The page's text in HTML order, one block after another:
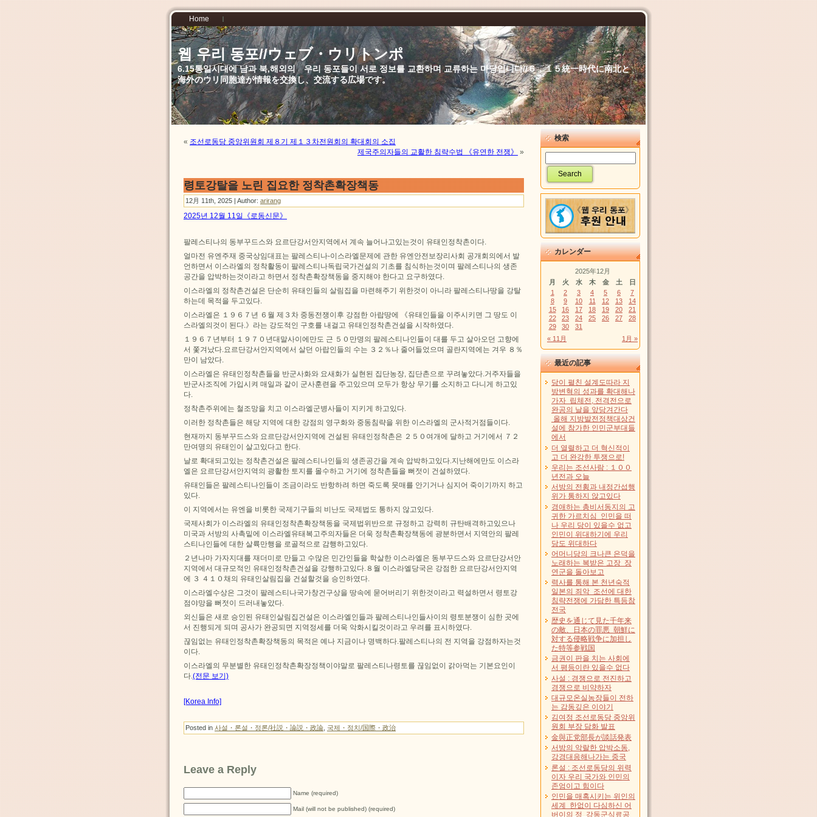
Home
웹 우리 동포//ウェブ・ウリトンポ
6.15통일시대에 남과 북,해외의 우리 동포들이 서로 정보를 교환하며 교류하는 마당입니다//６．１５統一時代に南北と
海外のウリ同胞達が情報を交換し、交流する広場です。
« 조선로동당 중앙위원회 제８기 제１３차전원회의 확대회의 소집
제국주의자들의 교활한 침략수법 《유연한 전쟁》
»
령토강탈을 노린 집요한 정착촌확장책동
12月 11th, 2025 | Author: arirang
2025년 12월 11일《로동신문》
팔레스티나의 동부꾸드스와 요르단강서안지역에서 계속 늘어나고있는것이 유태인정착촌이다.
얼마전 유엔주재 중국상임대표는 팔레스티나-이스라엘문제에 관한 유엔안전보장리사회 공개회의에서 발
언하면서 이스라엘의 정착활동이 팔레스티나독립국가건설의 기초를 침식하는것이며 팔레스티나의 생존
공간을 압박하는것이라고 하면서 정착촌확장책동을 중지해야 한다고 요구하였다.
이스라엘의 정착촌건설은 단순히 유태인들의 살림집을 마련해주기 위한것이 아니라 팔레스티나땅을 강탈
하는데 목적을 두고있다.
이스라엘은 １９６７년 ６월 제３차 중동전쟁이후 강점한 아랍땅에 《유태인들을 이주시키면 그 땅도 이
스라엘의것이 된다.》라는 강도적인 구호를 내걸고 유태인정착촌건설을 시작하였다.
１９６７년부터 １９７０년대말사이에만도 근 ５０만명의 팔레스티나인들이 대를 두고 살아오던 고향에
서 쫓겨났다.요르단강서안지역에서 살던 아랍인들의 수는 ３２％나 줄어들었으며 골란지역에는 겨우 ８％
만이 남았다.
이스라엘은 유태인정착촌들을 반군사화와 요새화가 실현된 집단농장, 집단촌으로 꾸려놓았다.거주자들을
반군사조직에 가입시켜 매일과 같이 군사훈련을 주고있으며 모두가 항상 무기를 소지하고 다니게 하고있
다.
정착촌주위에는 철조망을 치고 이스라엘군병사들이 지키게 하고있다.
이러한 정착촌들은 해당 지역에 대한 강점의 영구화와 중동침략을 위한 이스라엘의 군사적거점들이다.
현재까지 동부꾸드스와 요르단강서안지역에 건설된 유태인정착촌은 ２５０여개에 달하고 거기에서 ７２
만여명의 유태인이 살고있다고 한다.
날로 확대되고있는 정착촌건설은 팔레스티나인들의 생존공간을 계속 압박하고있다.지난해에만도 이스라
엘은 요르단강서안지역의 광활한 토지를 몰수하고 거기에 정착촌들을 뻐젓이 건설하였다.
유태인들은 팔레스티나인들이 조금이라도 반항하려 하면 죽도록 뭇매를 안기거나 심지어 죽이기까지 하고
있다.
이 지역에서는 유엔을 비롯한 국제기구들의 비난도 국제법도 통하지 않고있다.
국제사회가 이스라엘의 유태인정착촌확장책동을 국제법위반으로 규정하고 강력히 규탄배격하고있으나
미국과 서방의 사촉밑에 이스라엘유태복고주의자들은 더욱 정착촌확장책동에 광분하면서 지역안의 팔레
스티나인들에 대한 살륙만행을 로골적으로 감행하고있다.
２년나마 가자지대를 재더미로 만들고 수많은 민간인들을 학살한 이스라엘은 동부꾸드스와 요르단강서안
지역에서 대규모적인 유태인정착촌건설을 강행하고있다.８월 이스라엘당국은 강점한 요르단강서안지역
에 ３ ４１０채의 유태인살림집을 건설할것을 승인하였다.
이스라엘수상은 그것이 팔레스티나국가창건구상을 땅속에 묻어버리기 위한것이라고 력설하면서 령토강
점야망을 뻐젓이 드러내놓았다.
외신들은 새로 승인된 유태인살림집건설은 이스라엘인들과 팔레스티나인들사이의 령토분쟁이 심한 곳에
서 진행되게 되며 공사가 완공되면 지역정세를 더욱 악화시킬것이라고 우려를 표시하였다.
끊임없는 유태인정착촌확장책동의 목적은 예나 지금이나 명백하다.팔레스티나의 전 지역을 강점하자는것
이다.
이스라엘의 무분별한 유태인정착촌확장정책이야말로 팔레스티나령토를 끊임없이 갉아먹는 기본요인이
다.(전문 보기)
[Korea Info]
Posted in 사설・론설・정론/社説・論説・政論 국제・정치/国際・政治
Leave a Reply
Name (required)
Mail (will not be published) (required)
検索
カレンダー
2025年12月
月
火 水 木 金 土 日
« 11月 1月 »
1 2 3 4 5 6
7
8
9 10 11 12 13
14
15
16 17 18 19 20
21
22
23 24 25 26 27
28
29
30 31
最近の記事
당이 펼친 설계도따라 지
방변혁의 성과를 확대해나
가자 립체전, 전격전으로
완공의 날을 앞당겨간다
올해 지방발전정책대상건
설에 참가한 인민군부대들
에서
더 열렬하고 더 혁신적이
고 더 완강한 투쟁으로!
우리는 조선사람 : １００
년전과 오늘
서방의 전횡과 내정간섭행
위가 통하지 않고있다
경애하는 총비서동지의 고
귀한 가르치심 인민을 떠
나 우리 당이 있을수 없고
인민이 위대하기에 우리
당도 위대하다
어머니당의 크나큰 은덕을
노래하는 복받은 고장 장
연군을 돌아보고
력사를 통해 본 천년숙적
일본의 죄악 조선에 대한
침략전쟁에 가담한 특등참
전국
歴史を通じて見た千年来
の敵、日本の罪悪 朝鮮に
対する侵略戦争に加担し
た特等参戦国
금권이 판을 치는 사회에
서 평등이란 있을수 없다
사설 : 경쟁으로 전진하고
경쟁으로 비약하자
대규모온실농장들이 전하
는 감동깊은 이야기
김여정 조선로동당 중앙위
원회 부장 담화 발표
金與正党部長が談話発表
서방의 악랄한 압박소동,
강경대응해나가는 중국
론설 : 조선로동당의 위력
이자 우리 국가와 인민의
존엄이고 힘이다
인민을 매혹시키는 위인의
세계 한없이 다심하신 어
버이의 정 강동군식료공